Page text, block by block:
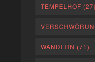
TEMPELHOF (27)
WANDERN (71)